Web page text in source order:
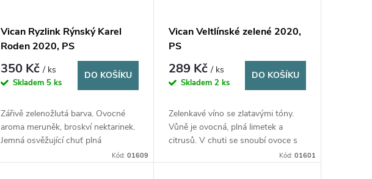
Vican Ryzlink Rýnský Karel
Roden 2020, PS
350 Kč/ ks
Skladem 5 ks
DO KOŠÍKU
Zářivě zelenožlutá barva. Ovocné
aroma meruněk, broskví nektarinek.
Jemná osvěžující chuť plná
Kód: 01609
Vican Veltlínské zelené 2020,
PS
289 Kč/ ks
Skladem 2 ks
DO KOŠÍKU
Zelenkavé víno se zlatavými tóny.
Vůně je ovocná, plná limetek a
citrusů. V chuti se snoubí ovoce s
typickým kořenitým buketem.Kód: 01601